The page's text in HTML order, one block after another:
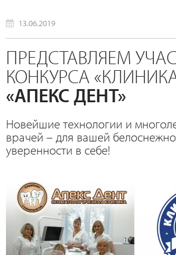
13.06.2019
ПРЕДСТАВЛЯЕМ
КОНКУРСА
«АПЕКС ДЕНТ»
Новейшие технологии и
врачей – для вашей
уверенности в себе!